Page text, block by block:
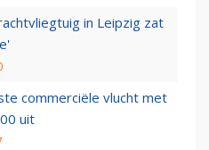
in Leipzig zat
commerciële vlucht met
uit